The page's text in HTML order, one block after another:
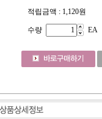
적립금액 : 1,120원
수량 EA